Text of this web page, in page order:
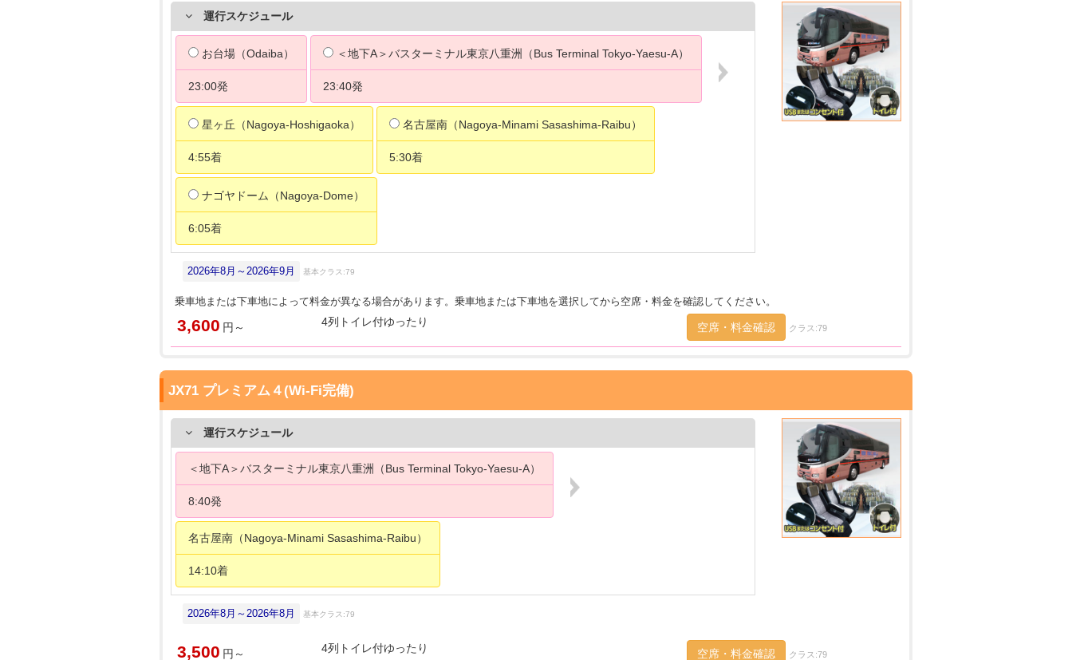
運行スケジュール
お台場（Odaiba）
23:00発
＜地下A＞バスターミナル東京八重洲（Bus Terminal Tokyo-Yaesu-A）
23:40発
星ヶ丘（Nagoya-Hoshigaoka）
4:55着
名古屋南（Nagoya-Minami Sasashima-Raibu）
5:30着
ナゴヤドーム（Nagoya-Dome）
6:05着
2026年8月～2026年9月 基本クラス:79
乗車地または下車地によって料金が異なる場合があります。乗車地または下車地を選択してから空席・料金を確認してください。
3,600 円～ 4列トイレ付ゆったり 空席・料金確認 クラス:79
JX71 プレミアム４(Wi-Fi完備)
運行スケジュール
＜地下A＞バスターミナル東京八重洲（Bus Terminal Tokyo-Yaesu-A）
8:40発
名古屋南（Nagoya-Minami Sasashima-Raibu）
14:10着
2026年8月～2026年8月 基本クラス:79
3,500 円～ 4列トイレ付ゆったり 空席・料金確認 クラス:79